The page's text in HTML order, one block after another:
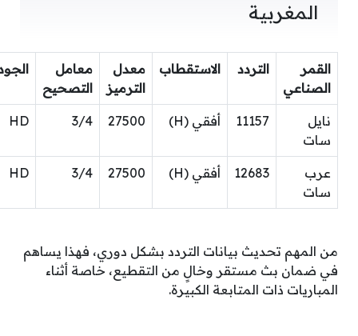
المغربية
القمر
الصناعي
التردد الاستقطاب
معدل
الترميز
معامل
التصحيح
نايل
سات
11157 أفقي (H) 27500
3/4
HD
عرب
سات
12683 أفقي (H) 27500
3/4
HD
من المهم تحديث بيانات التردد بشكل دوري، فهذا يساهم
في ضمان بث مستقر وخالٍ من التقطيع، خاصة أثناء
المباريات ذات المتابعة الكبيرة.